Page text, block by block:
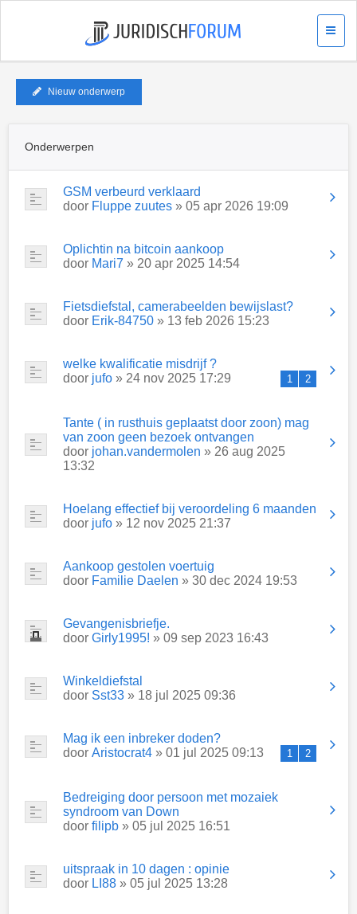
Nieuw onderwerp
Onderwerpen
GSM verbeurd verklaard
door Fluppe zuutes » 05 apr 2026 19:09
Oplichtin na bitcoin aankoop
door Mari7 » 20 apr 2025 14:54
Fietsdiefstal, camerabeelden bewijslast?
door Erik-84750 » 13 feb 2026 15:23
welke kwalificatie misdrijf ?
door jufo » 24 nov 2025 17:29 1 2
Tante ( in rusthuis geplaatst door zoon) mag
van zoon geen bezoek ontvangen
door johan.vandermolen » 26 aug 2025
13:32
Hoelang effectief bij veroordeling 6 maanden
door jufo » 12 nov 2025 21:37
Aankoop gestolen voertuig
door Familie Daelen » 30 dec 2024 19:53
Gevangenisbriefje.
door Girly1995! » 09 sep 2023 16:43
Winkeldiefstal
door Sst33 » 18 jul 2025 09:36
Mag ik een inbreker doden?
door Aristocrat4 » 01 jul 2025 09:13 1 2
Bedreiging door persoon met mozaiek
syndroom van Down
door filipb » 05 jul 2025 16:51
uitspraak in 10 dagen : opinie
door LI88 » 05 jul 2025 13:28